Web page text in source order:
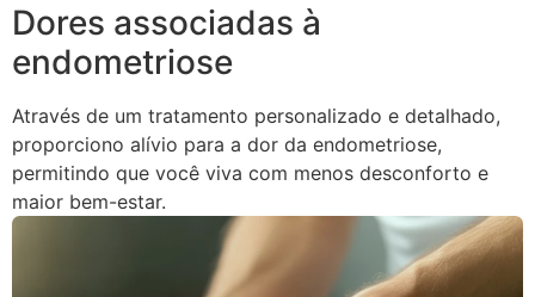
Dores associadas à
endometriose
Através de um tratamento personalizado e detalhado,
proporciono alívio para a dor da endometriose,
permitindo que você viva com menos desconforto e
maior bem-estar.